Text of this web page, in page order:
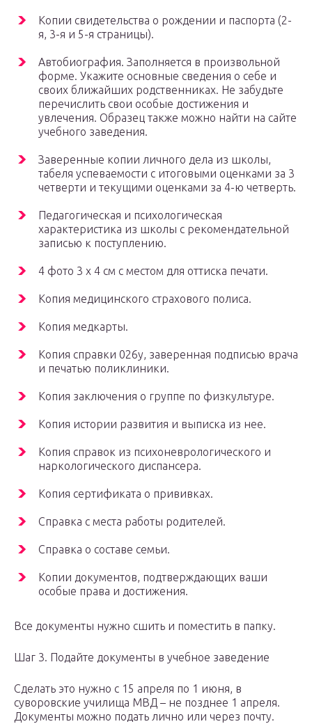
Копии свидетельства о рождении и паспорта (2-
я, 3-я и 5-я страницы).
Автобиография. Заполняется в произвольной
форме. Укажите основные сведения о себе и
своих ближайших родственниках. Не забудьте
перечислить свои особые достижения и
увлечения. Образец также можно найти на сайте
учебного заведения.
Заверенные копии личного дела из школы,
табеля успеваемости с итоговыми оценками за 3
четверти и текущими оценками за 4-ю четверть.
Педагогическая и психологическая
характеристика из школы с рекомендательной
записью к поступлению.
4 фото 3 х 4 см с местом для оттиска печати.
Копия медицинского страхового полиса.
Копия медкарты.
Копия справки 026у, заверенная подписью врача
и печатью поликлиники.
Копия заключения о группе по физкультуре.
Копия истории развития и выписка из нее.
Копия справок из психоневрологического и
наркологического диспансера.
Копия сертификата о прививках.
Справка с места работы родителей.
Справка о составе семьи.
Копии документов, подтверждающих ваши
особые права и достижения.
Все документы нужно сшить и поместить в папку.
Шаг 3. Подайте документы в учебное заведение
Сделать это нужно с 15 апреля по 1 июня, в
суворовские училища МВД – не позднее 1 апреля.
Документы можно подать лично или через почту.